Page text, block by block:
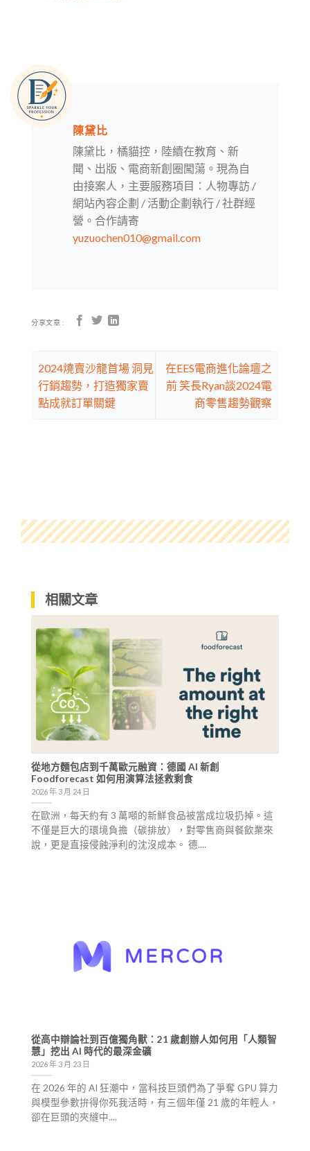
陳黛比
陳黛比，橘貓控，陸續在教育、新
聞、出版、電商新創圈闖蕩。現為自
由接案人，主要服務項目：人物專訪 /
網站內容企劃 / 活動企劃執行 / 社群經
營。合作請寄
yuzuochen010@gmail.com
分享文章 :
2024燒賣沙龍首場 洞見
行銷趨勢，打造獨家賣
點成就訂單關鍵
在EES電商進化論壇之
前 笑長Ryan談2024電
商零售趨勢觀察
相關文章
從地方麵包店到千萬歐元融資：德國 AI 新創
Foodforecast 如何用演算法拯救剩食
2026 年 3 月 24 日
在歐洲，每天約有 3 萬噸的新鮮食品被當成垃圾扔掉。這
不僅是巨大的環境負擔（碳排放），對零售商與餐飲業來
說，更是直接侵蝕淨利的沈沒成本。 德....
從高中辯論社到百億獨角獸：21 歲創辦人如何用「人類智
慧」挖出 AI 時代的最深金礦
2026 年 3 月 23 日
在 2026 年的 AI 狂潮中，當科技巨頭們為了爭奪 GPU 算力
與模型參數拚得你死我活時，有三個年僅 21 歲的年輕人，
卻在巨頭的夾縫中....